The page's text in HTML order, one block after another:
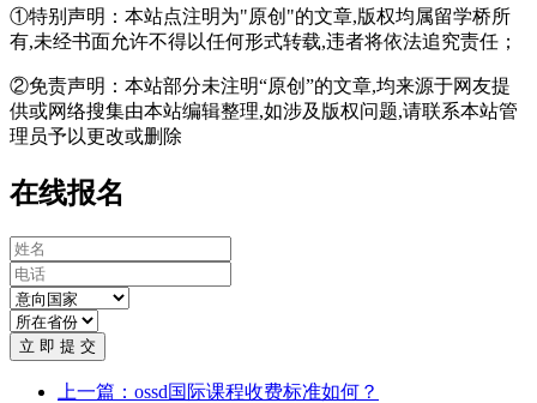
①特别声明：本站点注明为"原创"的文章,版权均属留学桥所
有,未经书面允许不得以任何形式转载,违者将依法追究责任；
②免责声明：本站部分未注明“原创”的文章,均来源于网友提
供或网络搜集由本站编辑整理,如涉及版权问题,请联系本站管
理员予以更改或删除
在线报名
立 即 提 交
上一篇：ossd国际课程收费标准如何？